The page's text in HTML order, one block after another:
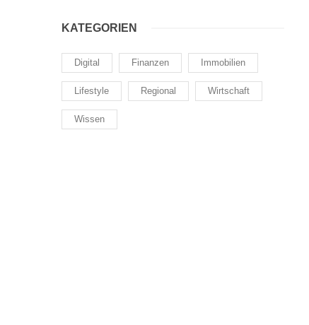
KATEGORIEN
Digital Finanzen Immobilien
Lifestyle Regional Wirtschaft
Wissen